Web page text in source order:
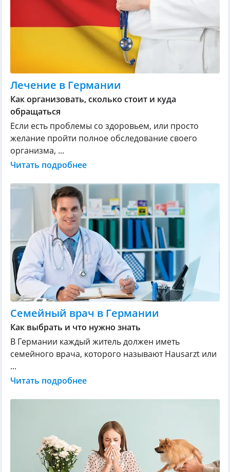
Лечение в Германии
Как организовать, сколько стоит и куда
обращаться
Если есть проблемы со здоровьем, или просто
желание пройти полное обследование своего
организма, ...
Читать подробнее
Семейный врач в Германии
Как выбрать и что нужно знать
В Германии каждый житель должен иметь
семейного врача, которого называют Hausarzt или
...
Читать подробнее